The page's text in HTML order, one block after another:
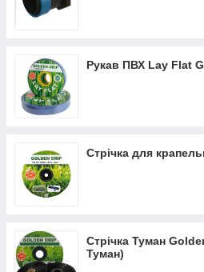
Рукав ПВХ Lay Flat
Стрічка для
Стрічка Туман
Туман)